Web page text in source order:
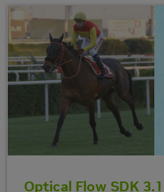
Optical Flow SDK 3.1